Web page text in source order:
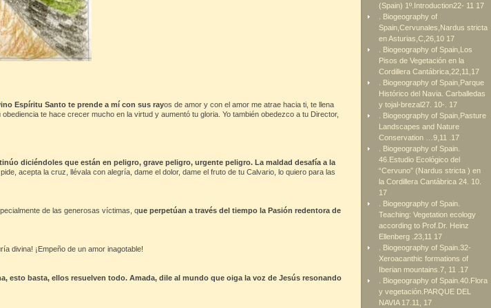
Espíritu Santo te prende a mí con sus rayos de amor y con el amor me atrae hacia ti, te llena
te hace crecer mucho en la virtud y aumentó tu gloria. Yo también obedezco a tu Director,
diciéndoles que están en peligro, grave peligro, urgente peligro. La maldad desafía a la
acepta la cruz, llévala con alegría, dame el dolor, dame el fruto de tu Calvario, lo quiero para las
de las generosas víctimas, que perpetúan a través del tiempo la Pasión redentora de
divina! ¡Empeño de un amor inagotable!
esto basta, ellos resuelven todo. Amada, dile al mundo que oiga la voz de Jesús resonando
(Spain) 1º.Introduction22- 11 17
. Biogeography of
Spain,Cervunales,Nardus stricta
en Asturias,C,26,10 17
. Biogeography of Spain,Los
Pisos de Vegetación en la
Cordillera Cantábrica,22,11,17
. Biogeography of Spain,Parque
Histórico del Navia. Carballedas
y tojal-brezal27. 10-. 17
. Biogeography of Spain,Pasture
Landscapes and Nature
Conservation …9,11 .17
. Biogeography of Spain.
46.Estudio Ecológico del
“Cervuno” (Nardus stricta ) en
la Cordillera Cantábrica 24. 10.
17
. Biogeography of Spain.
Teaching: Vegetation ecology
according to Prof.Dr. Heinz
Ellenberg .23,11 17
. Biogeography of Spain.32-
Xeroacanthic formations of
Iberian mountains.7, 11 .17
. Biogeography of Spain.40.Flora
y vegetación.PARQUE DEL
NAVIA 17.11, 17